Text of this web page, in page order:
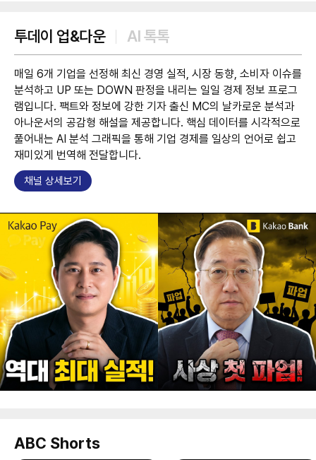
투데이 업&다운 AI 톡톡
매일 6개 기업을 선정해 최신 경영 실적, 시장 동향, 소비자 이슈를
분석하고 UP 또는 DOWN 판정을 내리는 일일 경제 정보 프로그
램입니다. 팩트와 정보에 강한 기자 출신 MC의 날카로운 분석과
아나운서의 공감형 해설을 제공합니다. 핵심 데이터를 시각적으로
풀어내는 AI 분석 그래픽을 통해 기업 경제를 일상의 언어로 쉽고
재미있게 번역해 전달합니다.
채널 상세보기
ABC Shorts